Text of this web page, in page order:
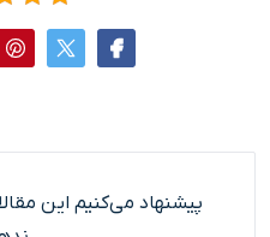
پیشنهاد می‌کنیم این